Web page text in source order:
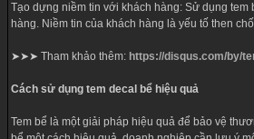
Tạo dựng niềm tin với khách hàng: Sử dụng
hàng. Niềm tin của khách hàng là yếu tố then
➤➤➤ Tham khảo thêm: https://disqus.com/by/
Cách sử dụng tem decal bể hiệu quả
Tem bể là một giải pháp hiệu quả để bảo vệ